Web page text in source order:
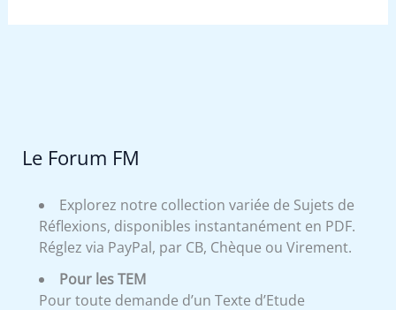
Le Forum FM
Explorez notre collection variée de Sujets de
Réflexions, disponibles instantanément en PDF.
Réglez via PayPal, par CB, Chèque ou Virement.
Pour les TEM
Pour toute demande d’un Texte d’Etude